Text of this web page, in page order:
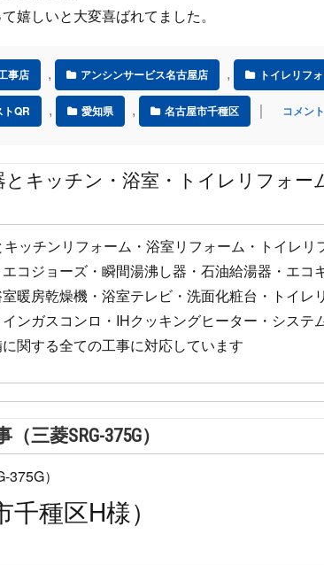
嬉しいと大変喜ばれてました。
事店 , アンシンサービス名古屋店 , トイレリフ
トQR , 愛知県 , 名古屋市千種区 ｜ コメン
キッチン・浴室・トイレリフォー
ッチンリフォーム・浴室リフォーム・トイレリ
コジョーズ・瞬間湯沸し器・石油給湯器・エコ
暖房乾燥機・浴室テレビ・洗面化粧台・トイレ
ンガスコンロ・IHクッキングヒーター・システ
関する全ての工事に対応しています
三菱SRG-375G）
種区H様）